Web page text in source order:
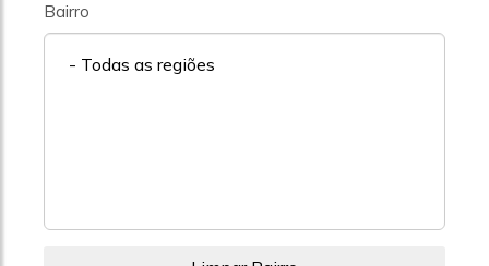
Bairro
- Todas as regiões